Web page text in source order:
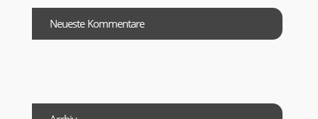
Neueste Kommentare